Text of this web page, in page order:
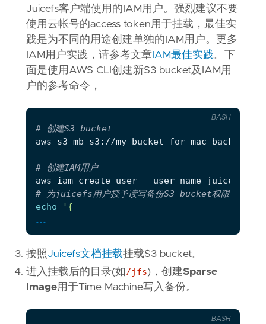
Juicefs客户端使用的IAM用户。强烈建议不要
使用云帐号的access token用于挂载，最佳实
践是为不同的用途创建单独的IAM用户。更多
IAM用户实践，请参考文章 IAM最佳实践。下
面是使用AWS CLI创建新S3 bucket及IAM用
户的参考命令，
# 创建S3 bucket
# 创建IAM用户
# 为juicefs用户授予读写备份S3 bucket权限
echo
}'
...
BASH
按照Juicefs文档挂载挂载S3 bucket。
进入挂载后的目录(如/jfs)，创建Sparse
Image用于Time Machine写入备份。
BASH